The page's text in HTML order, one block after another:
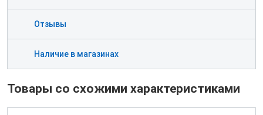
Отзывы
Наличие в магазинах
Товары со схожими характеристиками